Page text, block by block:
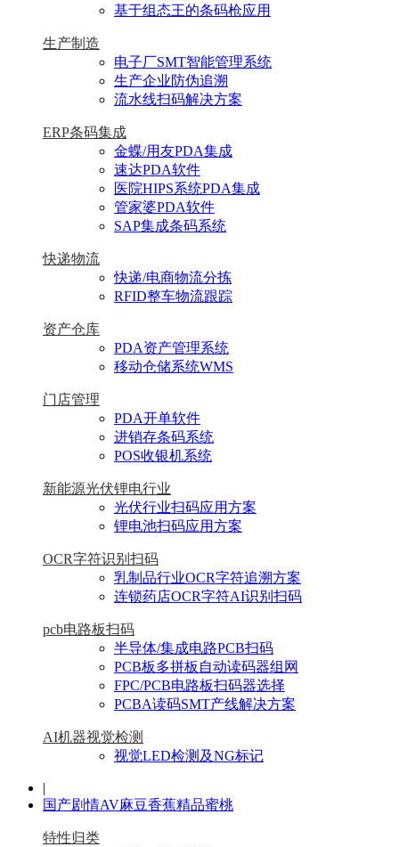
基于组态王的条码枪应用
生产制造
电子厂SMT智能管理系统
生产企业防伪追溯
流水线扫码解决方案
ERP条码集成
金蝶/用友PDA集成
速达PDA软件
医院HIPS系统PDA集成
管家婆PDA软件
SAP集成条码系统
快递物流
快递/电商物流分拣
RFID整车物流跟踪
资产仓库
PDA资产管理系统
移动仓储系统WMS
门店管理
PDA开单软件
进销存条码系统
POS收银机系统
新能源光伏锂电行业
光伏行业扫码应用方案
锂电池扫码应用方案
OCR字符识别扫码
乳制品行业OCR字符追溯方案
连锁药店OCR字符AI识别扫码
pcb电路板扫码
半导体/集成电路PCB扫码
PCB板多拼板自动读码器组网
FPC/PCB电路板扫码器选择
PCBA读码SMT产线解决方案
AI机器视觉检测
视觉LED检测及NG标记
|
国产剧情AV麻豆香蕉精品蜜桃
特性归类